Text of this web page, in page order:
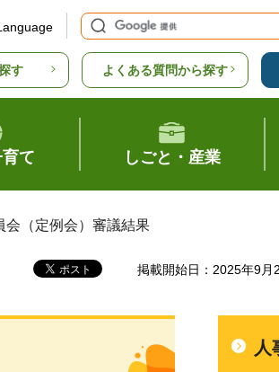
す よくある質問から探す
て しごと・産業
会（定例会）審議結果
掲載開始日：2025年9月
人